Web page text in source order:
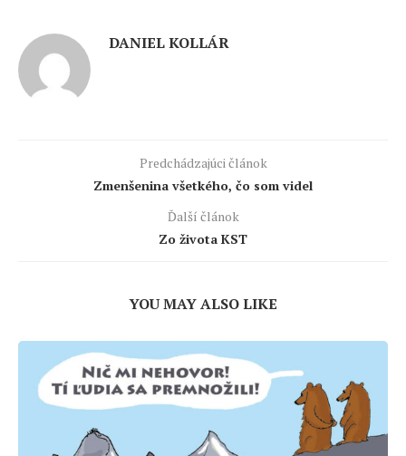
DANIEL KOLLÁR
Predchádzajúci článok
Zmenšenina všetkého, čo som videl
Ďalší článok
Zo života KST
YOU MAY ALSO LIKE